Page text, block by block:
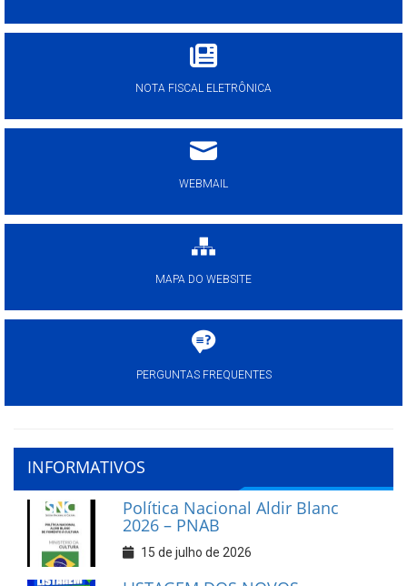
NOTA FISCAL ELETRÔNICA
WEBMAIL
MAPA DO WEBSITE
PERGUNTAS FREQUENTES
INFORMATIVOS
Política Nacional Aldir Blanc
2026 – PNAB
15 de julho de 2026